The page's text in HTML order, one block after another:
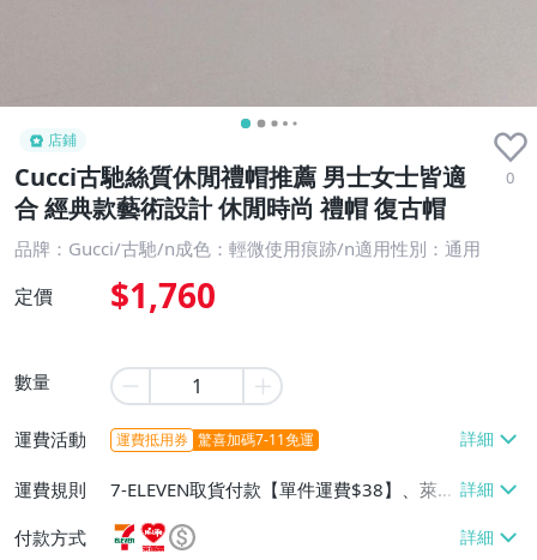
店鋪
Cucci古馳絲質休閒禮帽推薦 男士女士皆適
合 經典款藝術設計 休閒時尚 禮帽 復古帽
0
品牌：Gucci/古馳/n成色：輕微使用痕跡/n適用性別：通用
定價 $1,760
數量
運費活動 運費抵用券 驚喜加碼7-11免運
運費規則
7-ELEVEN取貨付款【單件運費$38】、萊爾
富取貨付款【單件運費$60】、宅配/貨運
【單件運費$130】
付款方式